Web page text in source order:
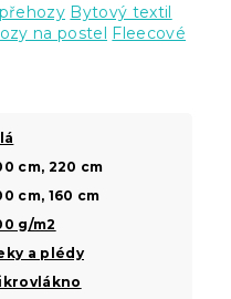
Bytový textil
na postel Fleecové
cm, 220 cm
cm, 160 cm
g/m2
a plédy